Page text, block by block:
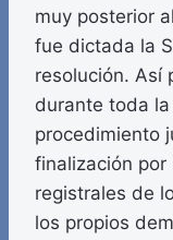
muy posterior
fue dictada la
resolución. Así
durante toda
procedimiento
finalización
registrales de
los propios